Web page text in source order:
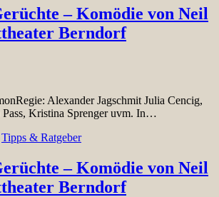
– Komödie von Neil
Berndorf
Alexander Jagschmit Julia Cencig,
Kristina Sprenger uvm. In…
Tipps & Ratgeber
– Komödie von Neil
Berndorf